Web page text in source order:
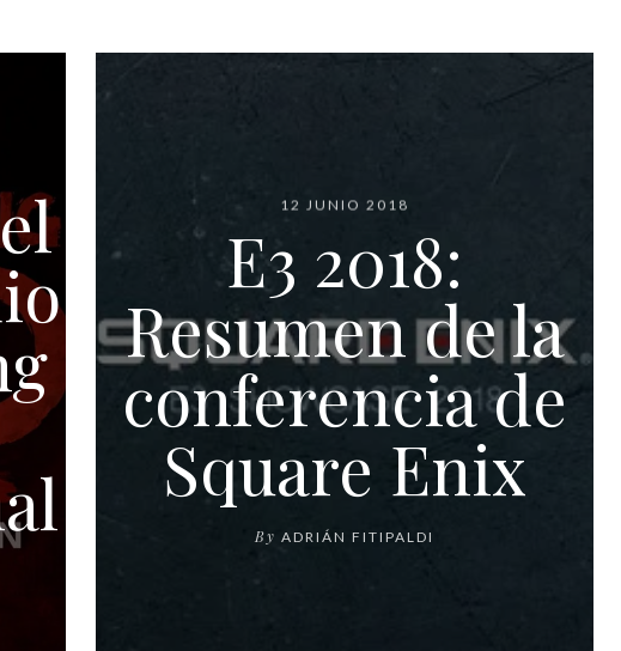
12 JUNIO 2018
E3 2018:
Resumen de la
conferencia de
Square Enix
By ADRIÁN FITIPALDI